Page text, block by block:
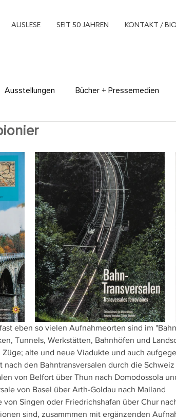
AUSLESE SEIT 50 JAHREN KONTAKT / BIO
Ausstellungen Bücher + Pressemedien
Experimente
eben so vielen Aufnahmeorten sind im
Tunnels, Werkstätten, Bahnhöfen und
Züge; alte und neue Viadukte und auch
nach den Bahntransversalen durch die
von Belfort über Thun nach Domodossola
von Basel über Arth-Goldau nach Mailand
von Singen oder Friedrichshafan über Chur
sind, zusammmen mit ergänzenden